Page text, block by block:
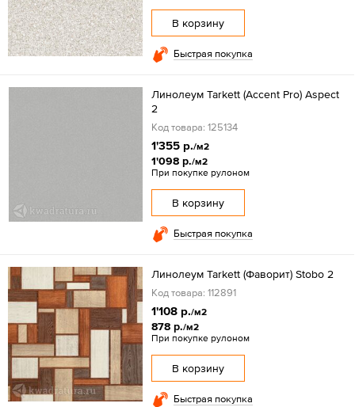
В корзину
Быстрая покупка
Линолеум Tarkett (Accent Pro) Aspect
2
Код товара: 125134
1'355 р./м2
1'098 р./м2
При покупке рулоном
В корзину
Быстрая покупка
Линолеум Tarkett (Фаворит) Stobo 2
Код товара: 112891
1'108 р./м2
878 р./м2
При покупке рулоном
В корзину
Быстрая покупка